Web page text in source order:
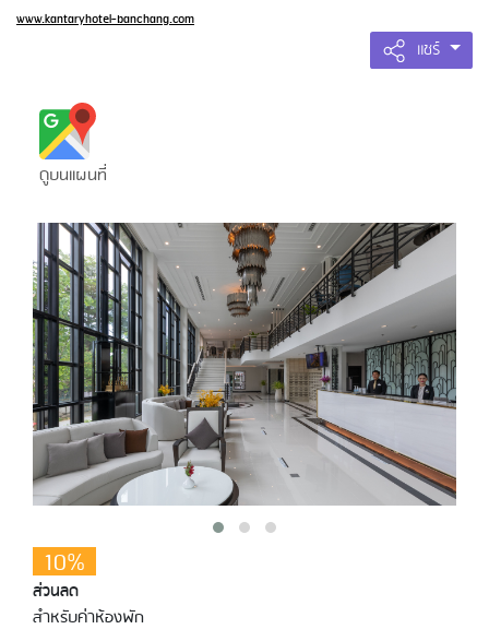
www.kantaryhotel-banchang.com
แชร์
ดูบนแผนที่
10%
ส่วนลด
สำหรับค่าห้องพัก